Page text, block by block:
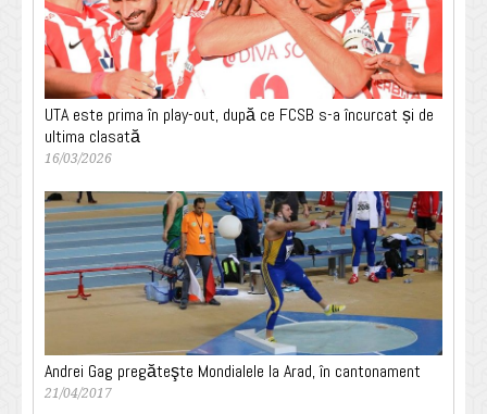
UTA este prima în play-out, după ce FCSB s-a încurcat și de
ultima clasată
16/03/2026
Andrei Gag pregăteşte Mondialele la Arad, în cantonament
21/04/2017